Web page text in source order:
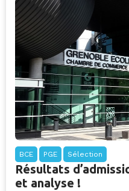
BCE PGE Sélection
Résultats
et analyse !